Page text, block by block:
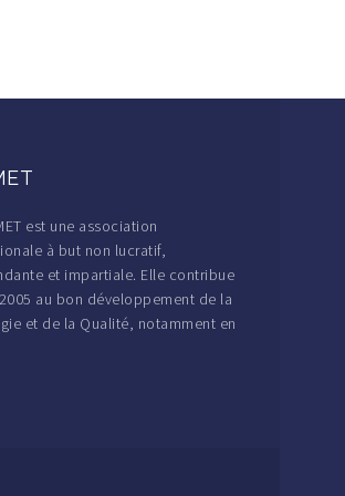
est une association
à but non lucratif,
et impartiale. Elle contribue
au bon développement de la
et de la Qualité, notamment en